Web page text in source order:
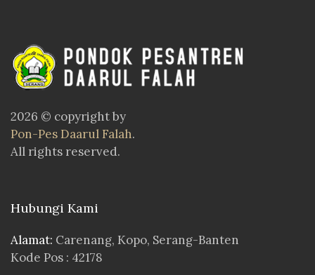
2026 © copyright by
Pon-Pes Daarul Falah.
All rights reserved.
Hubungi Kami
Alamat: Carenang, Kopo, Serang-Banten
Kode Pos : 42178